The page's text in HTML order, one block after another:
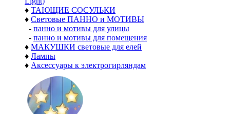
♦ ТАЮЩИЕ СОСУЛЬКИ
♦ Световые ПАННО и МОТИВЫ
- панно и мотивы для улицы
- панно и мотивы для помещения
♦ МАКУШКИ световые для елей
♦ Лампы
♦ Аксессуары к электрогирляндам